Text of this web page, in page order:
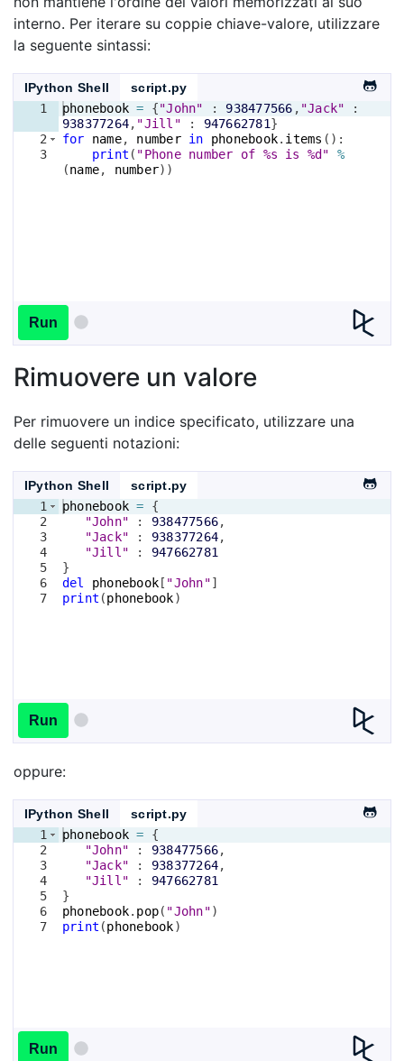
interno. Per iterare su coppie chiave-valore, utilizzare
la seguente sintassi:
IPython Shell
script.py
1
2
3
phonebook = {"John" : 938477566 , "Jack" :
938377264, "Jill" : 947662781}
for
name, number in phonebook. items ( ) :
print ( "Phone number of %s is %d"
%
(name, number))
Run
Rimuovere un valore
Per rimuovere un indice specificato, utilizzare una
delle seguenti notazioni:
IPython Shell
script.py
1
2
3
4
5
6
7
phonebook =
{
"John" : 938477566,
"Jack" : 938377264,
"Jill" : 947662781
}
del
phonebook [ "John"]
print (phonebook)
Run
oppure:
IPython Shell
script.py
1
2
3
4
5
6
7
phonebook =
{
"John" : 938477566,
"Jack" : 938377264,
"Jill" : 947662781
}
phonebook. pop( "John")
print (phonebook)
Run